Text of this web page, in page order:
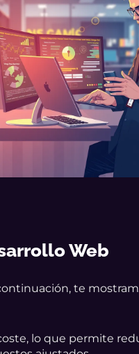
Web
te
lo que permite